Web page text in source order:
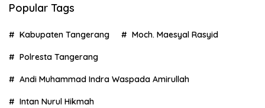
Popular Tags
Kabupaten Tangerang Moch. Maesyal Rasyid
Polresta Tangerang
Andi Muhammad Indra Waspada Amirullah
Intan Nurul Hikmah